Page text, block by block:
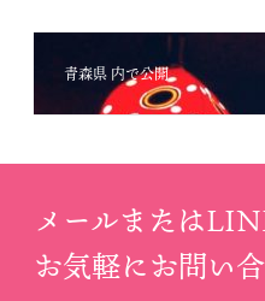
ナ
ゲ
シ
ョ
青森県 内で公開
メールまたは
お気軽にお問い